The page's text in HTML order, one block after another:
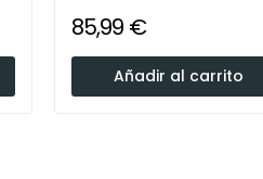
85,99 €
Añadir al carrito